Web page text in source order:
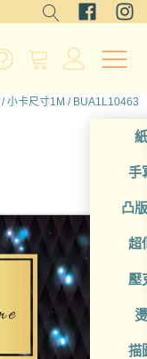
手
凸
超
壓
描
/小卡尺寸1M / BUA1L10463